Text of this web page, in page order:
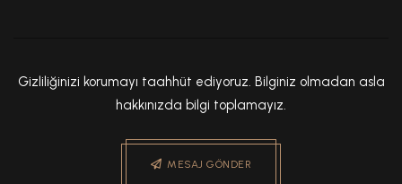
Gizliliğinizi korumayı taahhüt ediyoruz. Bilginiz olmadan asla
hakkınızda bilgi toplamayız.
MESAJ GÖNDER